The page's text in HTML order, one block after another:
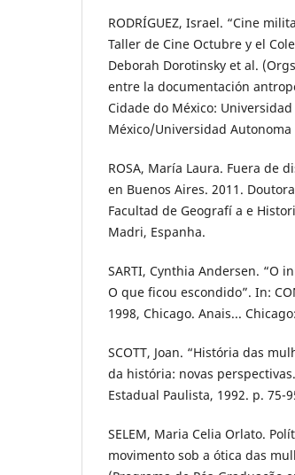
RODRÍGUEZ, Israel. “Cine
Taller de Cine Octubre y el
Deborah Dorotinsky et al.
entre la documentación
Cidade do México:
México/Universidad
ROSA, María Laura. Fuera de
en Buenos Aires. 2011.
Facultad de Geografí a e
Madri, Espanha.
SARTI, Cynthia Andersen. “O
O que ficou escondido”. In:
1998, Chicago. Anais...
SCOTT, Joan. “História das
da história: novas
Estadual Paulista, 1992. p. 75-
SELEM, Maria Celia Orlato.
movimento sob a ótica das